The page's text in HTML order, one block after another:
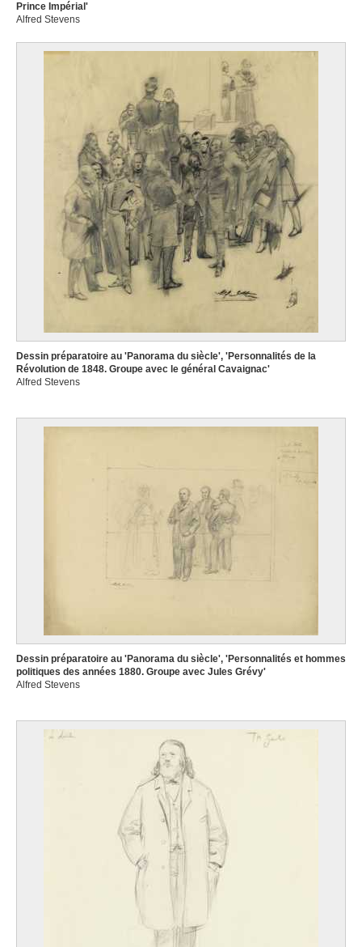
Prince Impérial'
Alfred Stevens
Dessin préparatoire au 'Panorama du siècle', 'Personnalités de la
Révolution de 1848. Groupe avec le général Cavaignac'
Alfred Stevens
Dessin préparatoire au 'Panorama du siècle', 'Personnalités et hommes
politiques des années 1880. Groupe avec Jules Grévy'
Alfred Stevens